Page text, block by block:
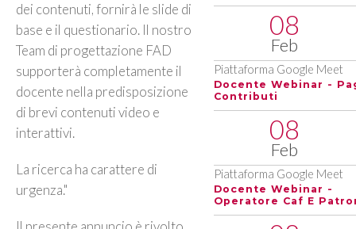
dei contenuti, fornirà le slide di
base e il questionario. Il nostro
Team di progettazione FAD
supporterà completamente il
docente nella predisposizione
di brevi contenuti video e
interattivi.
La ricerca ha carattere di
urgenza."
08
Feb
Piattaforma Google Meet
Docente Webinar -
Contributi
08
Feb
Piattaforma Google Meet
Docente Webinar -
Operatore Caf E